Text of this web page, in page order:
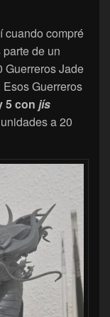
cuando compré
de un
Guerreros Jade
Guerreros
5 con jís
a 20